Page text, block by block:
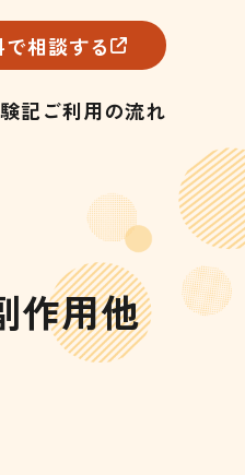
相談する
記ご利用の流れ
作用他